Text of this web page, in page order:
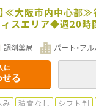
】≪大阪市内中心部
スエリア◆週20時
調剤薬局 パート・ア
に
る
積雪なし シフト制